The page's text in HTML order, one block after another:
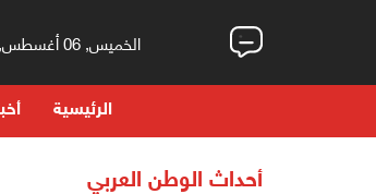
الخميس, 06 أغسطس, 2026 11:34 مساءً
الرئيسية
أحداث الوطن العربي